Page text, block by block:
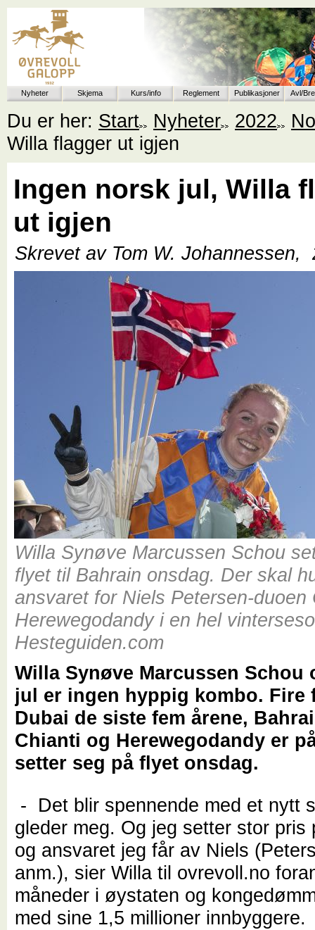
Nyheter Skjema Kurs/info Reglement Publikasjoner Avl/
Du er her: Start Nyheter 2022
Willa flagger ut igjen
Ingen norsk jul, Willa
ut igjen
Skrevet av Tom W. Johannessen,
Willa Synøve Marcussen Schou
flyet til Bahrain onsdag. Der skal
ansvaret for Niels Petersen-duoen
Herewegodandy i en hel
Hesteguiden.com
Willa Synøve Marcussen Schou
jul er ingen hyppig kombo. Fire
Dubai de siste fem årene,
Chianti og Herewegodandy er
setter seg på flyet onsdag.
- Det blir spennende med et nytt
gleder meg. Og jeg setter stor pris
og ansvaret jeg får av Niels
anm.), sier Willa til ovrevoll.no
måneder i øystaten og
med sine 1,5 millioner innbyggere.